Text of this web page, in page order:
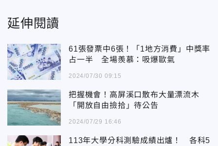
延伸閱讀
61張發票中6張！「1地方消費」中獎率
占一半 全場羨慕：吸爆歐氣
2024/07/30 09:15
把握機會！高屏溪口散布大量漂流木
「開放自由撿拾」待公告
2024/07/29 16:46
113年大學分科測驗成績出爐！ 各科5